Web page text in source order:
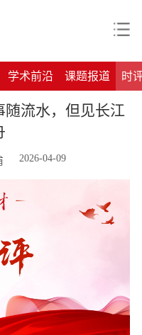
学术前沿 课题报道 时
随流水，但见长江
2026-04-09